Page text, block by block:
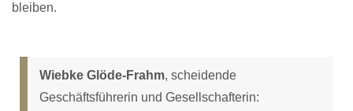
bleiben.
Wiebke Glöde-Frahm, scheidende
Geschäftsführerin und Gesellschafterin: